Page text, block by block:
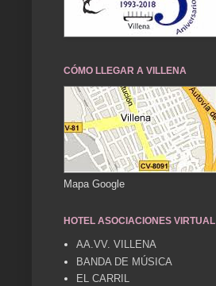
CÓMO LLEGAR A VILLENA
Mapa Google
HOTEL ASOCIACIONES VIRTUAL
AA.VV. VILLENA
BANDA DE MÚSICA
EL CARRIL